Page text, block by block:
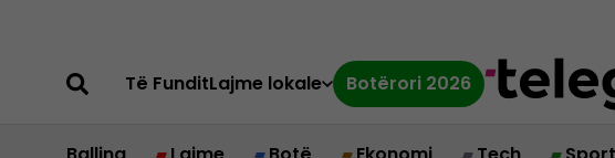
Të FunditLajme lokale Botërori 2026